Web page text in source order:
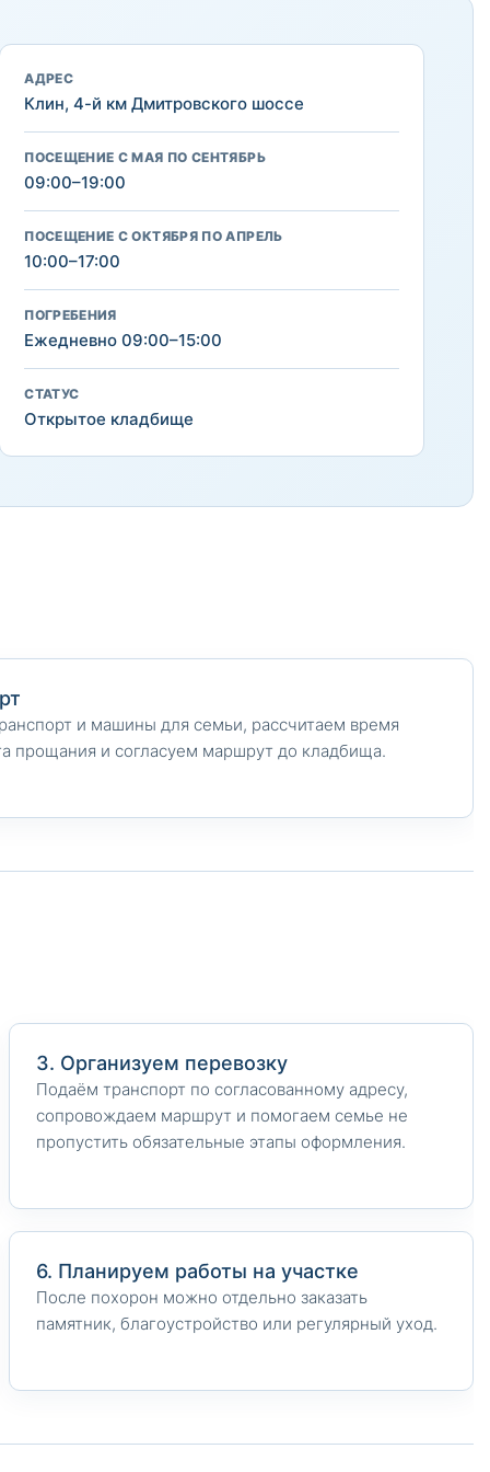
АДРЕС
Клин, 4-й км Дмитровского шоссе
ПОСЕЩЕНИЕ С МАЯ ПО СЕНТЯБРЬ
09:00–19:00
ПОСЕЩЕНИЕ С ОКТЯБРЯ ПО АПРЕЛЬ
10:00–17:00
ПОГРЕБЕНИЯ
Ежедневно 09:00–15:00
СТАТУС
Открытое кладбище
и машины для семьи, рассчитаем время
прощания и согласуем маршрут до кладбища.
3. Организуем перевозку
Подаём транспорт по согласованному адресу,
сопровождаем маршрут и помогаем семье не
пропустить обязательные этапы оформления.
6. Планируем работы на участке
После похорон можно отдельно заказать
памятник, благоустройство или регулярный уход.